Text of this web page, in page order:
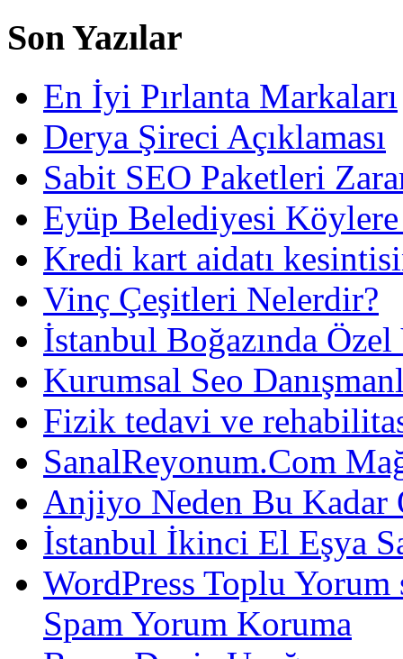
Son Yazılar
En İyi Pırlanta Markaları
Derya Şireci Açıklaması
Sabit SEO Paketleri
Eyüp Belediyesi
Kredi kart aidatı
Vinç Çeşitleri Nelerdir?
İstanbul Boğazında
Kurumsal Seo
Fizik tedavi ve
SanalReyonum.Com
Anjiyo Neden Bu Kadar
İstanbul İkinci El Eşya
WordPress Toplu
Spam Yorum Koruma